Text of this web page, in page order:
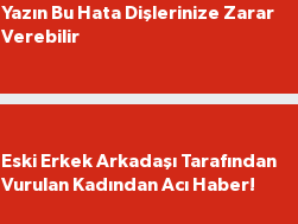
Yazın Bu Hata Dişlerinize Zarar
Verebilir
Eski Erkek Arkadaşı Tarafından
Vurulan Kadından Acı Haber!